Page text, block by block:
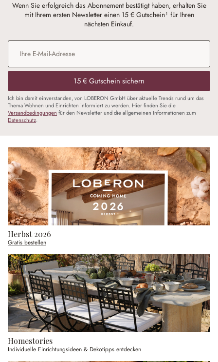
Wenn Sie erfolgreich das Abonnement bestätigt haben, erhalten Sie
mit Ihrem ersten Newsletter einen 15 € Gutschein¹ für Ihren
nächsten Einkauf.
E-Mail-Adresse
15 € Gutschein sichern
Ich bin damit einverstanden, von LOBERON GmbH über aktuelle Trends rund um das
Thema Wohnen und Einrichten informiert zu werden. Hier finden Sie die
Versandbedingungen für den Newsletter und die allgemeinen Informationen zum
Datenschutz.
Herbst 2026
Gratis bestellen
Homestories
Individuelle Einrichtungsideen & Dekotipps entdecken